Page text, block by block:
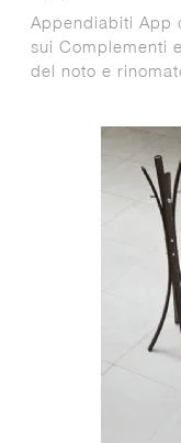
Appendiabiti App
sui Complementi
del noto e